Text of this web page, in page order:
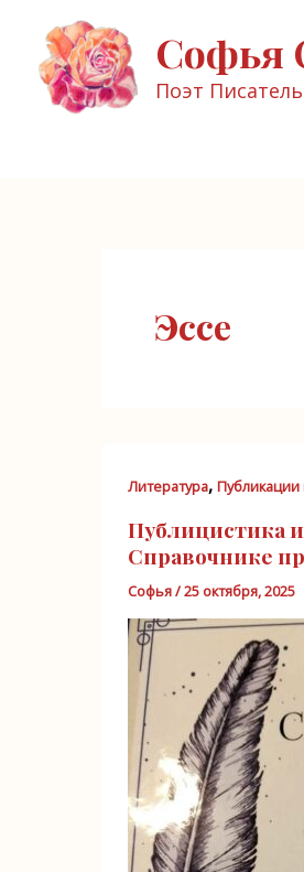
содержимому
Софья
Поэт
Эссе
Литература, Публикации
Публицистика
Справочнике
Софья/25 октября, 2025